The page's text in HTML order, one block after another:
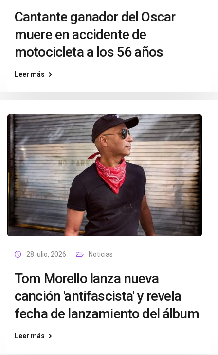
Cantante ganador del Oscar
muere en accidente de
motocicleta a los 56 años
Leer más
28 julio, 2026 Noticias
Tom Morello lanza nueva
canción 'antifascista' y revela
fecha de lanzamiento del álbum
Leer más